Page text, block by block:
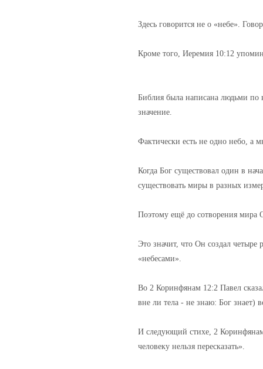
Здесь говорится не о «небе».
Кроме того, Иеремия 10:12
Библия была написана людьми по
значение.
Фактически есть не одно небо, а
Когда Бог существовал один в
существовать миры в разных
Поэтому ещё до сотворения мира
Это значит, что Он создал четыре
«небесами».
Во 2 Коринфянам 12:2 Павел
вне ли тела - не знаю: Бог знает)
И следующий стихе, 2
человеку нельзя пересказать».